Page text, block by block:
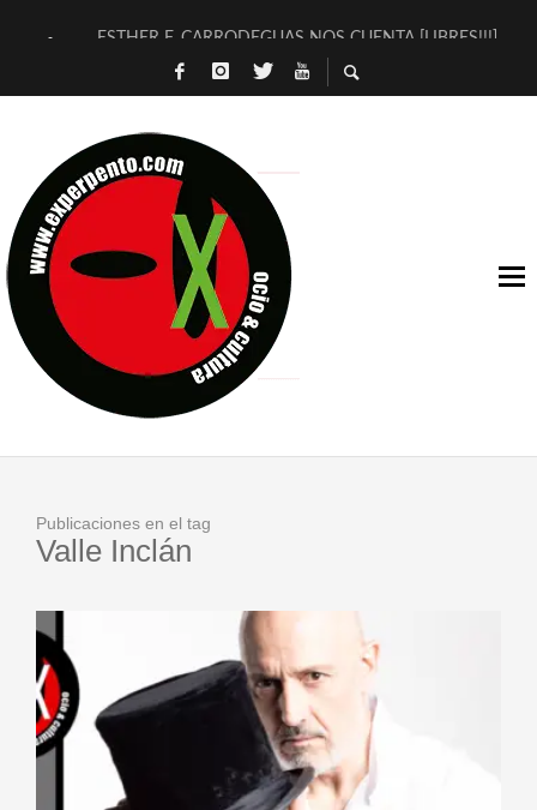
ESTHER F. CARRODEGUAS NOS CUENTA [LIBRES!!!]
[TERRA DE GUAPES] DE SANDRA MONFORT
TIMBRE 4, LA ESCUELA DEL DIRECTOR TEATRAL CLAUDIO
30 AÑOS (NO ES NADA) DE LA KATARSIS DEL TOMATAZO
MILITARES JUDÍAS EN #EXVITA
D’BALDOMEROS REINVENTAN [BITÁCORA 3.0] EN EXVITA
MARSHALL FLASH PRESENTA EN EXVITA [RELATIVA
JOFRE BARDAGÍ EN EXVITA INTERPRETANDO A SERRAT
Publicaciones en el tag
Valle Inclán